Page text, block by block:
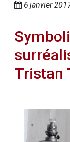
6 janvier
Tristan